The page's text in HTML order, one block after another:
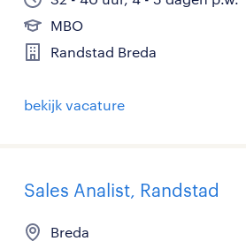
MBO
Randstad Breda
bekijk vacature
Sales Analist, Randstad
Breda